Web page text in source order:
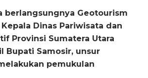
berlangsungnya Geotourism
Dinas Pariwisata dan
Provinsi Sumatera Utara
Bupati Samosir, unsur
pemukulan